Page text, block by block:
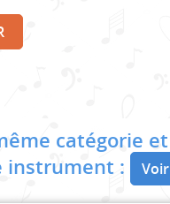
catégorie
instrument :